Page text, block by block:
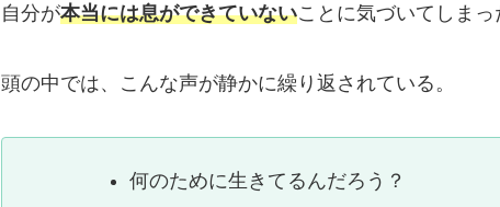
自分が本当には息ができていないことに気づいてしまっ
頭の中では、こんな声が静かに繰り返されている。
何のために生きてるんだろう？